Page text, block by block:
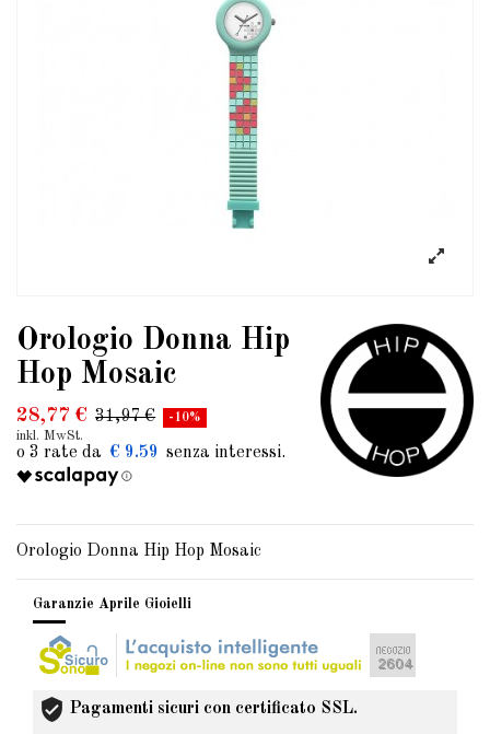
Orologio Donna Hip
Hop Mosaic
28,77 € 31,97 € -10%
inkl. MwSt.
€ 9.59
Orologio Donna Hip Hop Mosaic
Garanzie Aprile Gioielli
Pagamenti sicuri con certificato SSL.